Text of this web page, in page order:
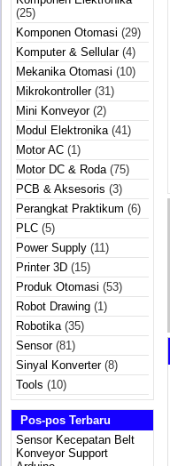
(25)
Komponen Otomasi (29)
Komputer & Sellular(4)
Mekanika Otomasi (10)
Mikrokontroller(31)
Mini Konveyor(2)
Modul Elektronika(41)
Motor AC (1)
Motor DC & Roda(75)
PCB & Aksesoris (3)
Perangkat Praktikum (6)
PLC (5)
Power Supply (11)
Printer 3D (15)
Produk Otomasi (53)
Robot Drawing (1)
Robotika(35)
Sensor(81)
Sinyal Konverter(8)
Tools (10)
Pos-pos Terbaru
Sensor Kecepatan Belt
Konveyor Support